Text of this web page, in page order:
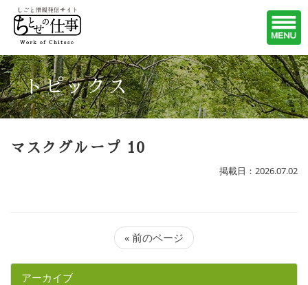
トピックス
マスクグループ 10
掲載日：2026.07.02
« 前のページ
アーカイブ